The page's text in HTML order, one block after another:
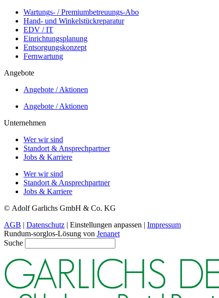
Wartungs- / Premiumbetreuungs-Abo
Hand- und Winkelstückreparatur
EDV / IT
Einrichtungsplanung
Entsorgungskonzept
Fernwartung
Angebote
Angebote / Aktionen
Angebote / Aktionen
Unternehmen
Wer wir sind
Standort & Ansprechpartner
Jobs & Karriere
Wer wir sind
Standort & Ansprechpartner
Jobs & Karriere
© Adolf Garlichs GmbH & Co. KG
AGB | Datenschutz | Einstellungen anpassen | Impressum
Rundum-sorglos-Lösung von Jenanet
Suche